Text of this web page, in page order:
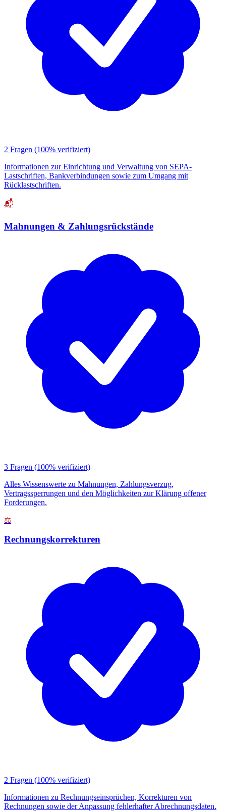
2 Fragen (100% verifiziert)
Informationen zur Einrichtung und Verwaltung von SEPA-
Lastschriften, Bankverbindungen sowie zum Umgang mit
Rücklastschriften.
📬
Mahnungen & Zahlungsrückstände
3 Fragen (100% verifiziert)
Alles Wissenswerte zu Mahnungen, Zahlungsverzug,
Vertragssperrungen und den Möglichkeiten zur Klärung offener
Forderungen.
⚖️
Rechnungskorrekturen
2 Fragen (100% verifiziert)
Informationen zu Rechnungseinsprüchen, Korrekturen von
Rechnungen sowie der Anpassung fehlerhafter Abrechnungsdaten.